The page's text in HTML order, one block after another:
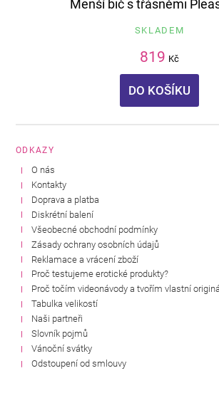
Menší bič s třásněmi
SKLADEM
819 Kč
DO KOŠÍKU
ODKAZY
O nás
Kontakty
Doprava a platba
Diskrétní balení
Všeobecné obchodní podmínky
Zásady ochrany osobních údajů
Reklamace a vrácení zboží
Proč testujeme erotické produkty?
Proč točím videonávody a tvořím vlastní
Tabulka velikostí
Naši partneři
Slovník pojmů
Vánoční svátky
Odstoupení od smlouvy